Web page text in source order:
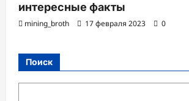
интересные факты
mining_broth 17 февраля 2023 0
Поиск